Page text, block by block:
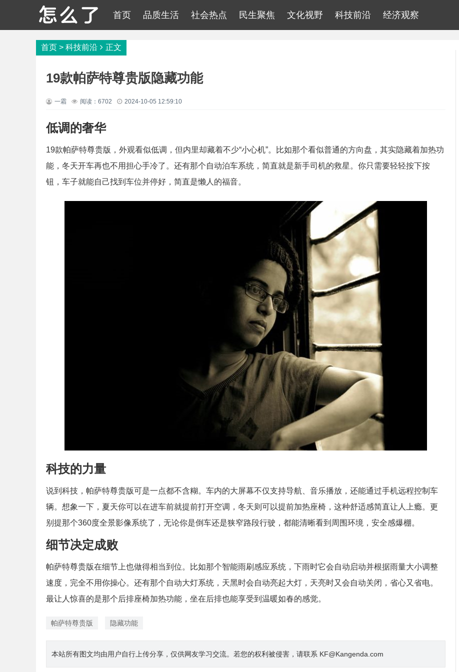
首页 品质生活 社会热点 民生聚焦 文化视野 科技前沿 经济观察
首页 > 科技前沿 正文
19款帕萨特尊贵版隐藏功能
一霜 阅读：6702 2024-10-05 12:59:10
低调的奢华
19款帕萨特尊贵版，外观看似低调，但内里却藏着不少“小心机”。比如那个看似普通的方向盘，其实隐藏着加热功
能，冬天开车再也不用担心手冷了。还有那个自动泊车系统，简直就是新手司机的救星。你只需要轻轻按下按
钮，车子就能自己找到车位并停好，简直是懒人的福音。
科技的力量
说到科技，帕萨特尊贵版可是一点都不含糊。车内的大屏幕不仅支持导航、音乐播放，还能通过手机远程控制车
辆。想象一下，夏天你可以在进车前就提前打开空调，冬天则可以提前加热座椅，这种舒适感简直让人上瘾。更
别提那个360度全景影像系统了，无论你是倒车还是狭窄路段行驶，都能清晰看到周围环境，安全感爆棚。
细节决定成败
帕萨特尊贵版在细节上也做得相当到位。比如那个智能雨刷感应系统，下雨时它会自动启动并根据雨量大小调整
速度，完全不用你操心。还有那个自动大灯系统，天黑时会自动亮起大灯，天亮时又会自动关闭，省心又省电。
最让人惊喜的是那个后排座椅加热功能，坐在后排也能享受到温暖如春的感觉。
帕萨特尊贵版 隐藏功能
本站所有图文均由用户自行上传分享，仅供网友学习交流。若您的权利被侵害，请联系 KF@Kangenda.com